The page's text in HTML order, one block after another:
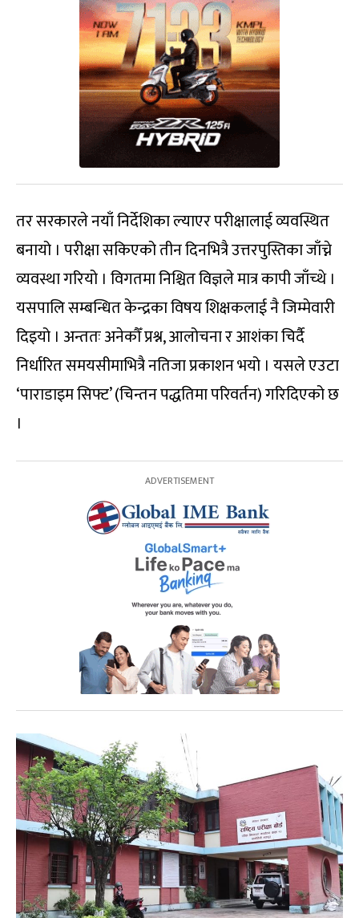
तर सरकारले नयाँ निर्देशिका ल्याएर परीक्षालाई व्यवस्थित
बनायो । परीक्षा सकिएको तीन दिनभित्रै उत्तरपुस्तिका जाँच्ने
व्यवस्था गरियो । विगतमा निश्चित विज्ञले मात्र कापी जाँच्थे ।
यसपालि सम्बन्धित केन्द्रका विषय शिक्षकलाई नै जिम्मेवारी
दिइयो । अन्ततः अनेकौँ प्रश्न, आलोचना र आशंका चिर्दै
निर्धारित समयसीमाभित्रै नतिजा प्रकाशन भयो । यसले एउटा
‘पाराडाइम सिफ्ट’ (चिन्तन पद्धतिमा परिवर्तन) गरिदिएको छ
।